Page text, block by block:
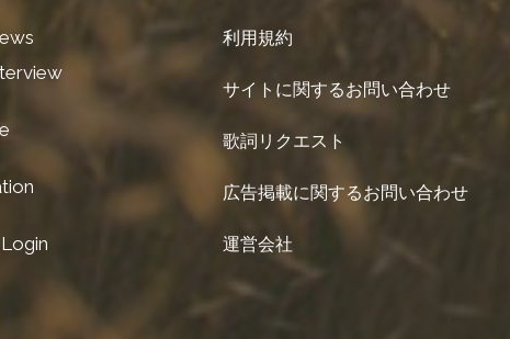
利用規約
サイトに関するお問い合わせ
歌詞リクエスト
広告掲載に関するお問い合わせ
運営会社